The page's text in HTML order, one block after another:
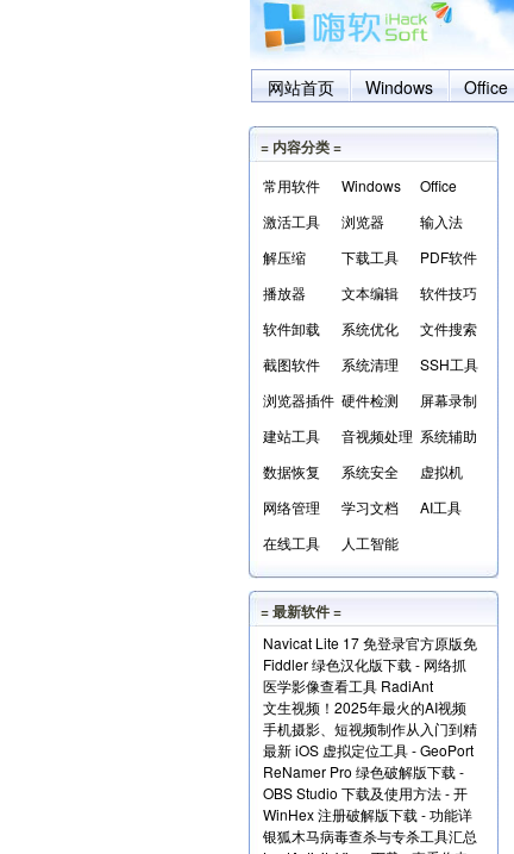
网站首页 Windows Office
= 内容分类 =
常用软件 Windows
Office
激活工具
浏览器
输入法
解压缩
下载工具
PDF软件
播放器
文本编辑
软件技巧
软件卸载
系统优化
文件搜索
截图软件
系统清理
SSH工具
浏览器插件 硬件检测
屏幕录制
建站工具
音视频处理 系统辅助
数据恢复
系统安全
虚拟机
网络管理
学习文档
AI工具
在线工具
人工智能
= 最新软件 =
Navicat Lite 17 免登录官方原版免
费版下载
Fiddler 绿色汉化版下载 - 网络抓
包分析工具
医学影像查看工具 RadiAnt
DICOM Viewer（支持.dcm文件）
下载
文生视频！2025年最火的AI视频
生成工具TOP10
手机摄影、短视频制作从入门到精
通视频教程全套免费下载
最新 iOS 虚拟定位工具 - GeoPort
轻松伪装全球任何位置
ReNamer Pro 绿色破解版下载 -
文件批量重命名小工具
OBS Studio 下载及使用方法 - 开
源免费的专业级录屏利器
WinHex 注册破解版下载 - 功能详
解+使用实例
银狐木马病毒查杀与专杀工具汇总